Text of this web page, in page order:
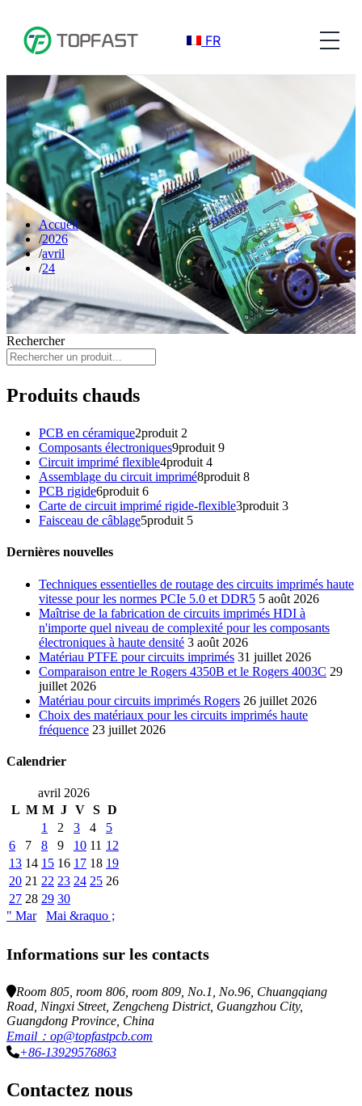
FR
Accueil
2026
avril
24
Rechercher
Produits chauds
PCB en céramique2produit 2
Composants électroniques9produit 9
Circuit imprimé flexible4produit 4
Assemblage du circuit imprimé8produit 8
PCB rigide6produit 6
Carte de circuit imprimé rigide-flexible3produit 3
Faisceau de câblage5produit 5
Dernières nouvelles
Techniques essentielles de routage des circuits imprimés haute
vitesse pour les normes PCIe 5.0 et DDR5 5 août 2026
Maîtrise de la fabrication de circuits imprimés HDI à
n'importe quel niveau de complexité pour les composants
électroniques à haute densité 3 août 2026
Matériau PTFE pour circuits imprimés 31 juillet 2026
Comparaison entre le Rogers 4350B et le Rogers 4003C 29
juillet 2026
Matériau pour circuits imprimés Rogers 26 juillet 2026
Choix des matériaux pour les circuits imprimés haute
fréquence 23 juillet 2026
Calendrier
avril 2026
L M M J V S D
1
2 3 4
5
6
7 8 9 10 11 12
13 14 15 16 17 18 19
20 21 22 23 24 25 26
27 28 29 30
" Mar
Mai &raquo ;
Informations sur les contacts
Room 805, room 806, room 809, No.1, No.96, Chuangqiang
Road, Ningxi Street, Zengcheng District, Guangzhou City,
Guangdong Province, China
Email：op@topfastpcb.com
+86-13929576863
Contactez nous